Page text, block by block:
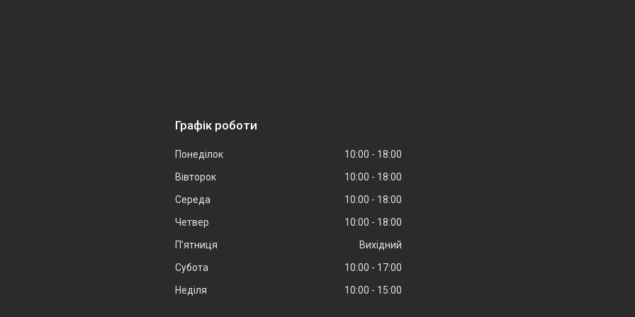
Графік роботи
Понеділок 10:00
18:00
Вівторок
10:00
18:00
Середа
10:00
18:00
Четвер
10:00
18:00
Пʼятниця
Вихідний
Субота
10:00
17:00
Неділя
10:00 15:00